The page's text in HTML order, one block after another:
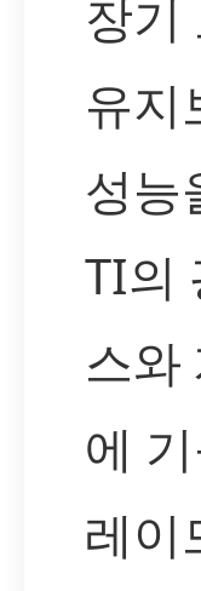
장기
유지
성능
TI의
스와
에
레이